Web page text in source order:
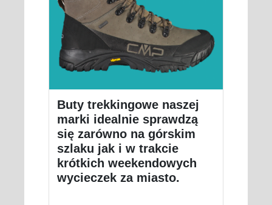
Buty trekkingowe naszej
marki idealnie sprawdzą
się zarówno na górskim
szlaku jak i w trakcie
krótkich weekendowych
wycieczek za miasto.